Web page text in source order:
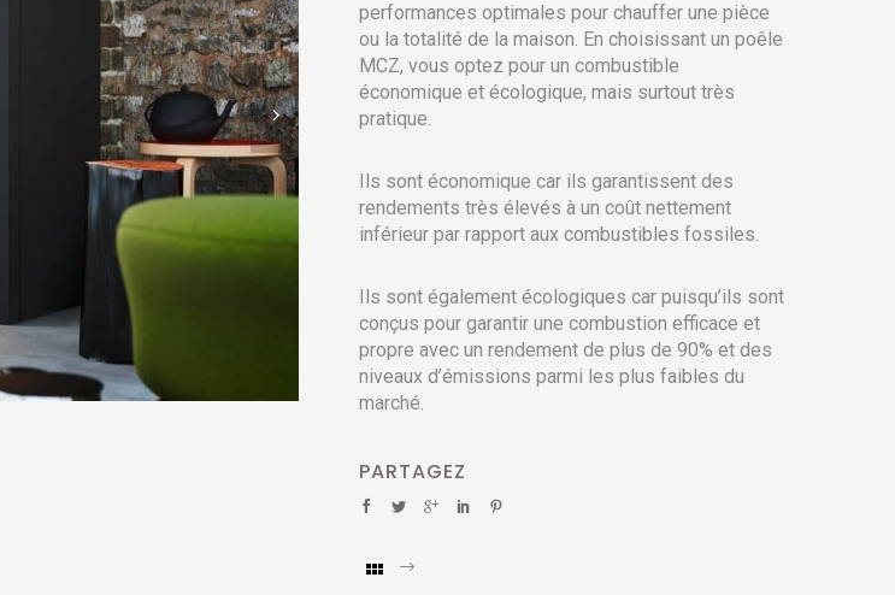
performances optimales pour chauffer une pièce
ou la totalité de la maison. En choisissant un poêle
MCZ, vous optez pour un combustible
économique et écologique, mais surtout très
pratique.
Ils sont économique car ils garantissent des
rendements très élevés à un coût nettement
inférieur par rapport aux combustibles fossiles.
Ils sont également écologiques car puisqu’ils sont
conçus pour garantir une combustion efficace et
propre avec un rendement de plus de 90% et des
niveaux d’émissions parmi les plus faibles du
marché.
PARTAGEZ